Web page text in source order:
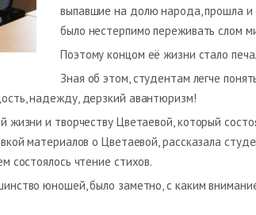
выпавшие на долю народа, прошла и
было нестерпимо переживать слом
Поэтому концом её жизни стало
Зная об этом, студентам легче
надежду, дерзкий авантюризм!
и творчеству Цветаевой, который
материалов о Цветаевой, рассказала
состоялось чтение стихов.
юношей, было заметно, с каким